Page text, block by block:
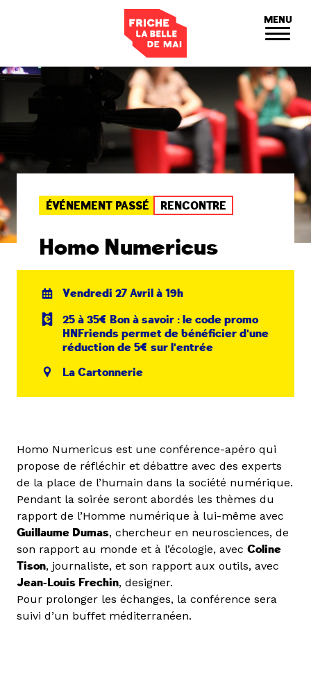
MENU
ÉVÉNEMENT PASSÉ RENCONTRE
Homo Numericus
Vendredi 27 Avril à 19h
25 à 35€ Bon à savoir : le code promo
HNFriends permet de bénéficier d'une
réduction de 5€ sur l'entrée
La Cartonnerie
Homo Numericus est une conférence-apéro qui
propose de réfléchir et débattre avec des experts
de la place de l’humain dans la société numérique.
Pendant la soirée seront abordés les thèmes du
rapport de l’Homme numérique à lui-même avec
Guillaume Dumas, chercheur en neurosciences, de
son rapport au monde et à l’écologie, avec Coline
Tison, journaliste, et son rapport aux outils, avec
Jean-Louis Frechin, designer.
Pour prolonger les échanges, la conférence sera
suivi d’un buffet méditerranéen.
Panneau de gestion des cookies